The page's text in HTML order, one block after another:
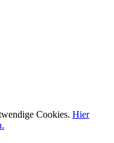
Cookies. Hier